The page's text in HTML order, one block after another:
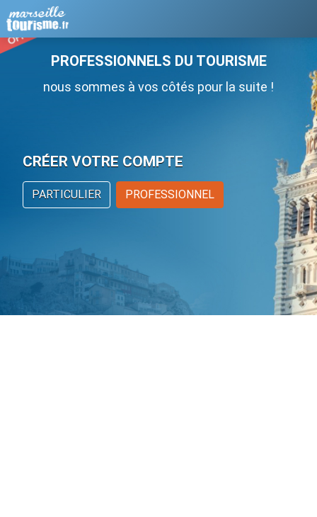
PROFESSIONNELS DU TOURISME
nous sommes à vos côtés pour la suite !
CRÉER VOTRE COMPTE
PARTICULIER PROFESSIONNEL